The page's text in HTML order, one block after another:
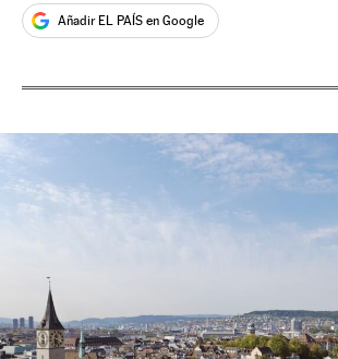
Añadir EL PAÍS en Google